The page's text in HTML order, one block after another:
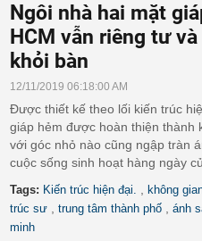
Ngôi nhà hai mặt
HCM vẫn riêng tư
khỏi bàn
12/11/2019 06:18:00 AM
Được thiết kế theo lối kiến trúc
giáp hẻm được hoàn thiện thành
với góc nhỏ nào cũng ngập tràn
cuộc sống sinh hoạt hàng ngày
Tags: Kiến trúc hiện đại. không
trúc sư
trung tâm thành phố ánh
minh